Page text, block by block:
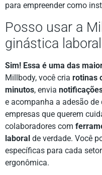
para empreender como
Posso usar a
ginástica
Sim! Essa é uma das
Millbody, você cria rotinas
minutos, envia
e acompanha a adesão
empresas que querem
colaboradores com
laboral de verdade. Você
específicas para cada
ergonômica.